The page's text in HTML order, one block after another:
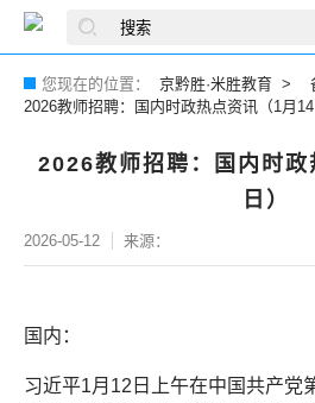
您现在的位置： 京黔胜·米胜教育
2026教师招聘：国内时政热点资讯（1月14
2026教师招聘：国内时
日）
2026-05-12 来源：
国内：
习近平1月12日上午在中国共产党